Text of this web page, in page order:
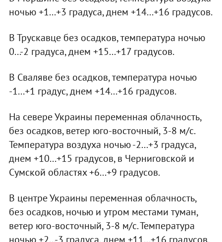
ночью +1...+3 градуса, днем +14...+16 градусов.
В Трускавце без осадков, температура ночью
0...-2 градуса, днем +15...+17 градусов.
В Сваляве без осадков, температура ночью
-1...+1 градус, днем +14...+16 градусов.
На севере Украины переменная облачность,
без осадков, ветер юго-восточный, 3-8 м/с.
Температура воздуха ночью -2...+3 градуса,
днем +10...+15 градусов, в Черниговской и
Сумской областях +6...+9 градусов.
В центре Украины переменная облачность,
без осадков, ночью и утром местами туман,
ветер юго-восточный, 3-8 м/с. Температура
ночью +2...-3 градуса, днем +11...+16 градусов.